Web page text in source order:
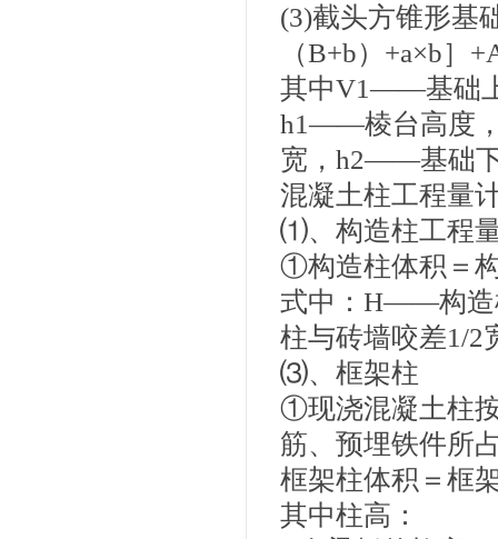
(3)截头方锥形基
（B+b）+a×b］
其中V1——基础
h1——棱台高度
宽，h2——基础
混凝土柱工程量
⑴、构造柱工程
①构造柱体积＝
式中：H——构
柱与砖墙咬差1/
⑶、框架柱
①现浇混凝土柱
筋、预埋铁件所
框架柱体积＝框
其中柱高：